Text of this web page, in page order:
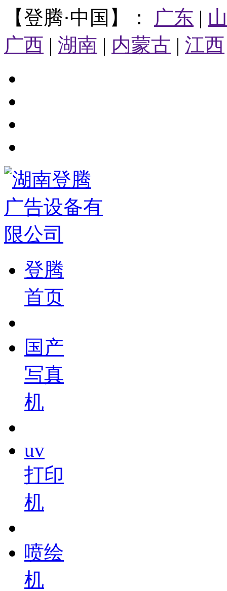
【登腾·中国】： 广东 |
广西 | 湖南 | 内蒙古 | 江西
登腾
首页
国产
写真
机
uv
打印
机
喷绘
机